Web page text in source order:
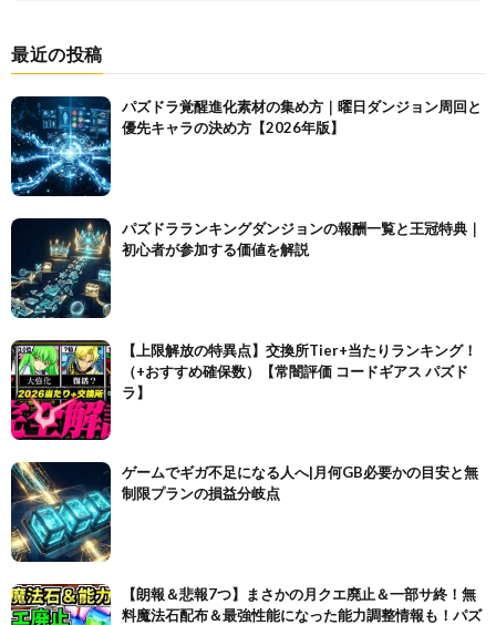
最近の投稿
パズドラ覚醒進化素材の集め方｜曜日ダンジョン周回と
優先キャラの決め方【2026年版】
パズドラランキングダンジョンの報酬一覧と王冠特典｜
初心者が参加する価値を解説
【上限解放の特異点】交換所Tier+当たりランキング！
（+おすすめ確保数）【常闇評価 コードギアス パズド
ラ】
ゲームでギガ不足になる人へ|月何GB必要かの目安と無
制限プランの損益分岐点
【朗報＆悲報7つ】まさかの月クエ廃止＆一部サ終！無
料魔法石配布＆最強性能になった能力調整情報も！パズ